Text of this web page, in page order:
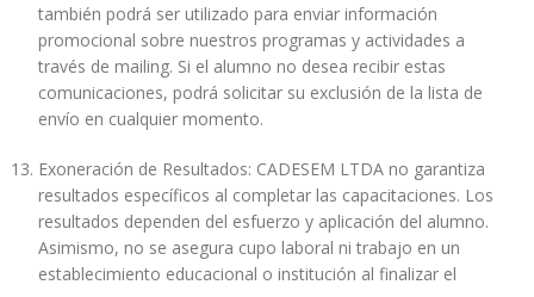
también podrá ser utilizado para enviar información
promocional sobre nuestros programas y actividades a
través de mailing. Si el alumno no desea recibir estas
comunicaciones, podrá solicitar su exclusión de la lista de
envío en cualquier momento.
Exoneración de Resultados: CADESEM LTDA no garantiza
resultados específicos al completar las capacitaciones. Los
resultados dependen del esfuerzo y aplicación del alumno.
Asimismo, no se asegura cupo laboral ni trabajo en un
establecimiento educacional o institución al finalizar el